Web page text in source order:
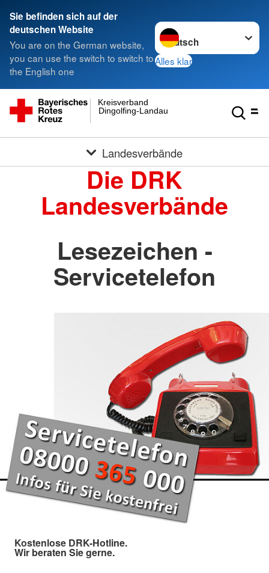
Sie befinden sich auf der
deutschen Website
You are on the German website,
you can use the switch to switch to
the English one
Sprache wechseln zu
Alles klar
Dingolfing-Landau
Kreisverband
Landesverbände
Die DRK
Landesverbände
Lesezeichen -
Servicetelefon
Kostenlose DRK-Hotline.
Wir beraten Sie gerne.